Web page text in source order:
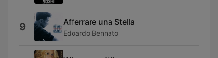
9 Afferrare una Stella
Edoardo Bennato